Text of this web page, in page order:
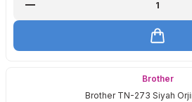
Brother
Brother TN-273 Siyah